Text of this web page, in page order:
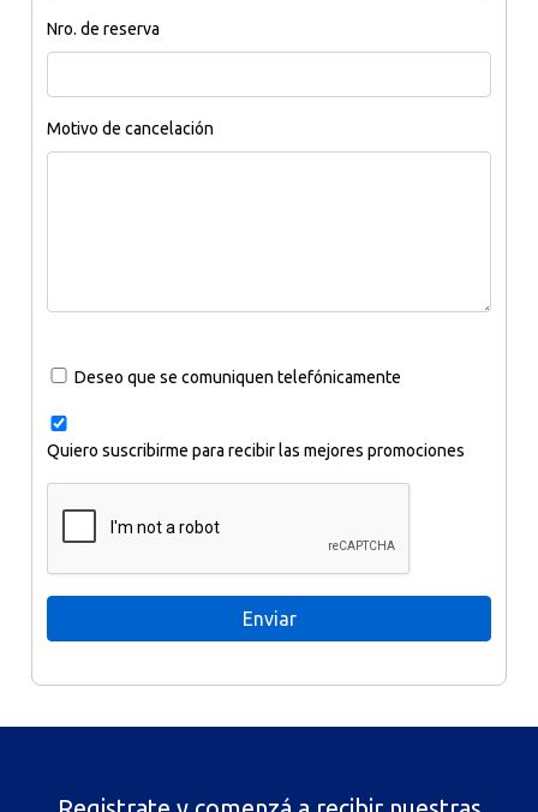
Nro. de reserva
Motivo de cancelación
Deseo que se comuniquen telefónicamente
Quiero suscribirme para recibir las mejores promociones